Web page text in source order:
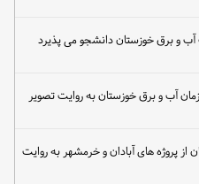
و برق خوزستان دانشجو می پذیرد
آب و برق خوزستان به روایت تصویر
پروژه های آبادان و خرمشهر به روایت